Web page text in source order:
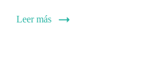
Leer más